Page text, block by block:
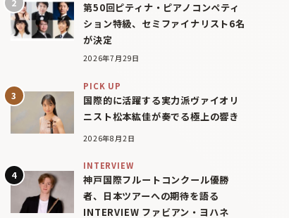
第50回ピティナ・ピアノコンペティ
ション特級、セミファイナリスト6名
が決定
2026年7月29日
PICK UP
国際的に活躍する実力派ヴァイオリ
ニスト松本紘佳が奏でる極上の響き
2026年8月2日
INTERVIEW
神戸国際フルートコンクール優勝
者、日本ツアーへの期待を語る
INTERVIEW ファビアン・ヨハネ